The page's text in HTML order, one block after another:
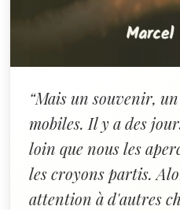
“Mais un souvenir,
mobiles. Il y a des
loin que nous les
les croyons partis.
attention à d'autres